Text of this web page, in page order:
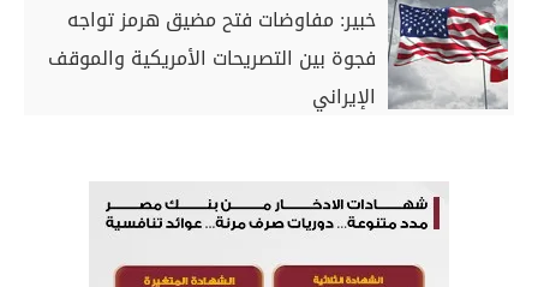
خبير: مفاوضات فتح مضيق هرمز تواجه
فجوة بين التصريحات الأمريكية والموقف
الإيراني